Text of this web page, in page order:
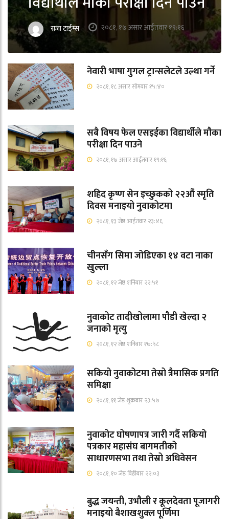
राजा टाईम्स २०८१, १७ असार आईतवार १९:१६
नेवारी भाषा गुगल ट्रान्सलेटले उल्था गर्ने
२०८१, १८ असार सोमबार १५:४०
सबै विषय फेल एसइईका विद्यार्थीले मौका
परीक्षा दिन पाउने
२०८१, १७ असार आईतवार १९:१६
शहिद कृष्ण सेन इच्छुकको २२औं स्मृति
दिवस मनाइयो नुवाकोटमा
२०८१, १३ जेष्ठ आईतवार २३:४६
चीनसँग सिमा जोडिएका १४ वटा नाका
खुल्ला
२०८१, १२ जेष्ठ शनिबार २२:५१
नुवाकोट तादीखोलामा पौडी खेल्दा २
जनाको मृत्यु
२०८१, १२ जेष्ठ शनिबार १७:५८
सकियो नुवाकोटमा तेस्रो त्रैमासिक प्रगति
समिक्षा
२०८१, ११ जेष्ठ शुक्रबार २३:५७
नुवाकोट घोषणापत्र जारी गर्दै सकियो
पत्रकार महासंघ बागमतीको
साधारणसभा तथा तेस्रो अधिवेसन
२०८१, १० जेष्ठ बिहीबार २२:०३
बुद्ध जयन्ती, उभौली र कूलदेवता पूजागरी
मनाइयो बैशाखशुक्ल पूर्णिमा